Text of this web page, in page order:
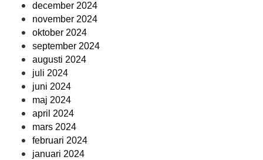
december 2024
november 2024
oktober 2024
september 2024
augusti 2024
juli 2024
juni 2024
maj 2024
april 2024
mars 2024
februari 2024
januari 2024